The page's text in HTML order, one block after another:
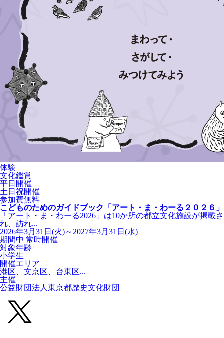
体験
文化鑑賞
平日開催
土日祝開催
参加費無料
こどものためのガイドブック「アート・ま・わーる２０２６」
「アート・ま・わーる2026」は10か所の都立文化施設が掲載さ
れ、訪れ...
2026年3月31日(火)～2027年3月31日(水)
期間中 常時開催
対象年齢
小学生
開催エリア
港区、文京区、台東区...
主催
公益財団法人東京都歴史文化財団